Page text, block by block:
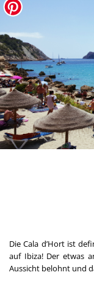
Die Cala d’Hort ist
auf Ibiza! Der etwas
Aussicht belohnt und